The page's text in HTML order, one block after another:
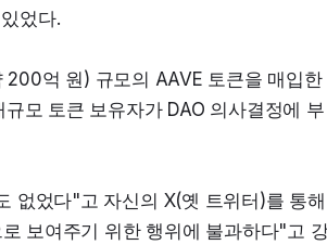
었다.
억 원) 규모의 AAVE 토큰을 매입한
모 토큰 보유자가 DAO 의사결정에 부
없었다"고 자신의 X(옛 트위터)를 통해
보여주기 위한 행위에 불과하다"고